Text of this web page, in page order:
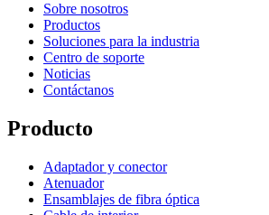
Sobre nosotros
Productos
Soluciones para la industria
Centro de soporte
Noticias
Contáctanos
Producto
Adaptador y conector
Atenuador
Ensamblajes de fibra óptica